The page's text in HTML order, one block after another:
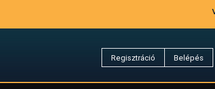
Regisztráció Belépés